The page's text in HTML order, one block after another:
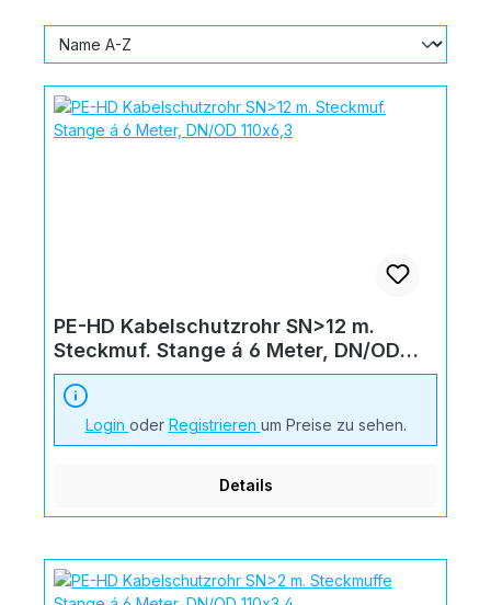
PE-HD Kabelschutzrohr SN>12 m.
Steckmuf. Stange á 6 Meter, DN/OD
110x6,3
Login oder Registrieren um Preise zu sehen.
Details